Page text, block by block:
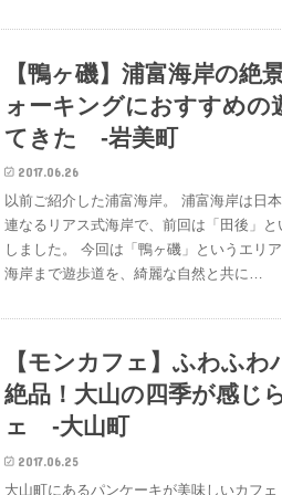
【鴨ヶ磯】浦富海岸の絶
ォーキングにおすすめの
てきた -岩美町
2017.06.26
以前ご紹介した浦富海岸。 浦富海岸は日
連なるリアス式海岸で、前回は「田後」
しました。 今回は「鴨ヶ磯」というエリ
海岸まで遊歩道を、綺麗な自然と共に…
【モンカフェ】ふわふ
絶品！大山の四季が感じ
ェ -大山町
2017.06.25
大山町にあるパンケーキが美味しいカフ